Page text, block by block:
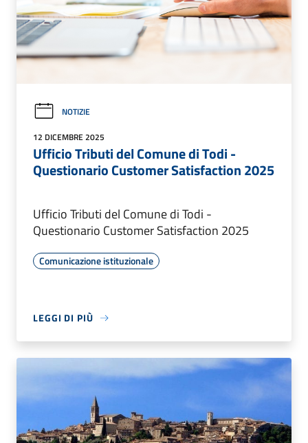
NOTIZIE
12 DICEMBRE 2025
Ufficio Tributi del Comune di Todi -
Questionario Customer Satisfaction 2025
Ufficio Tributi del Comune di Todi -
Questionario Customer Satisfaction 2025
Comunicazione istituzionale
LEGGI DI PIÙ